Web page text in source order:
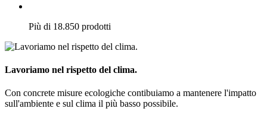
Più di 18.850 prodotti
Lavoriamo nel rispetto del clima.
Con concrete misure ecologiche contibuiamo a mantenere l'impatto
sull'ambiente e sul clima il più basso possibile.